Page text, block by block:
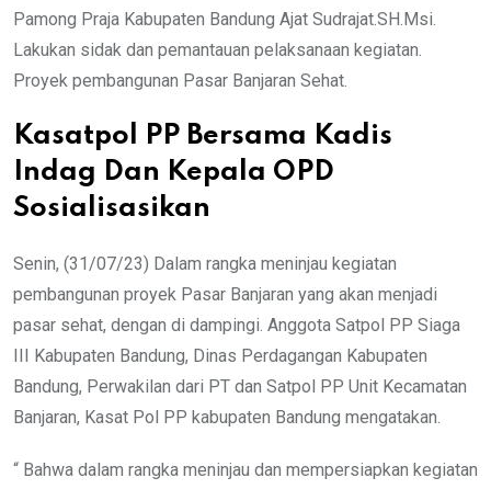
Pamong Praja Kabupaten Bandung Ajat Sudrajat.SH.Msi.
Lakukan sidak dan pemantauan pelaksanaan kegiatan.
Proyek pembangunan Pasar Banjaran Sehat.
Kasatpol PP Bersama Kadis
Indag Dan Kepala OPD
Sosialisasikan
Senin, (31/07/23) Dalam rangka meninjau kegiatan
pembangunan proyek Pasar Banjaran yang akan menjadi
pasar sehat, dengan di dampingi. Anggota Satpol PP Siaga
III Kabupaten Bandung, Dinas Perdagangan Kabupaten
Bandung, Perwakilan dari PT dan Satpol PP Unit Kecamatan
Banjaran, Kasat Pol PP kabupaten Bandung mengatakan.
“ Bahwa dalam rangka meninjau dan mempersiapkan kegiatan